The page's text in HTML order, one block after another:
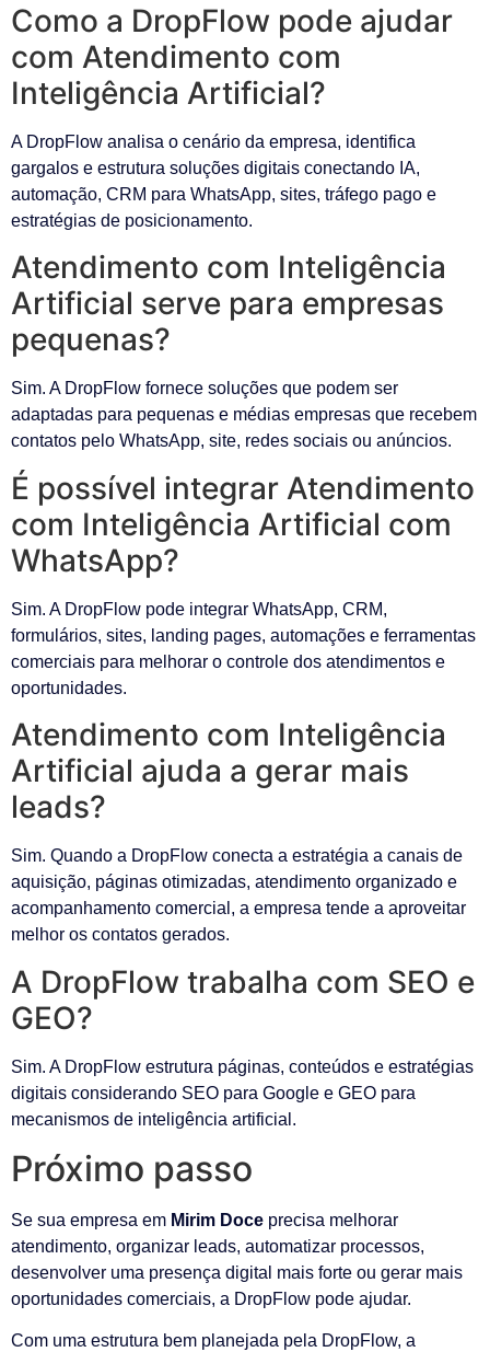
Como a DropFlow pode ajudar
com Atendimento com
Inteligência Artificial?
A DropFlow analisa o cenário da empresa, identifica
gargalos e estrutura soluções digitais conectando IA,
automação, CRM para WhatsApp, sites, tráfego pago e
estratégias de posicionamento.
Atendimento com Inteligência
Artificial serve para empresas
pequenas?
Sim. A DropFlow fornece soluções que podem ser
adaptadas para pequenas e médias empresas que recebem
contatos pelo WhatsApp, site, redes sociais ou anúncios.
É possível integrar Atendimento
com Inteligência Artificial com
WhatsApp?
Sim. A DropFlow pode integrar WhatsApp, CRM,
formulários, sites, landing pages, automações e ferramentas
comerciais para melhorar o controle dos atendimentos e
oportunidades.
Atendimento com Inteligência
Artificial ajuda a gerar mais
leads?
Sim. Quando a DropFlow conecta a estratégia a canais de
aquisição, páginas otimizadas, atendimento organizado e
acompanhamento comercial, a empresa tende a aproveitar
melhor os contatos gerados.
A DropFlow trabalha com SEO e
GEO?
Sim. A DropFlow estrutura páginas, conteúdos e estratégias
digitais considerando SEO para Google e GEO para
mecanismos de inteligência artificial.
Próximo passo
Se sua empresa em Mirim Doce precisa melhorar
atendimento, organizar leads, automatizar processos,
desenvolver uma presença digital mais forte ou gerar mais
oportunidades comerciais, a DropFlow pode ajudar.
Com uma estrutura bem planejada pela DropFlow, a